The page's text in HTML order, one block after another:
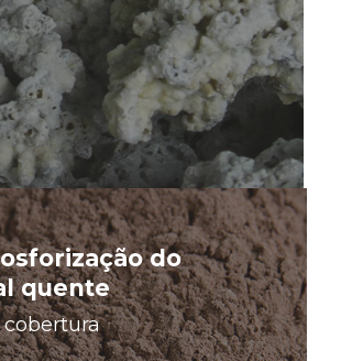
do
quente
cobertura